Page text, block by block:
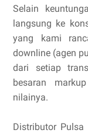
Selain
langsung ke
yang kami
downline (agen
dari setiap
besaran
nilainya.
Distributor Pulsa